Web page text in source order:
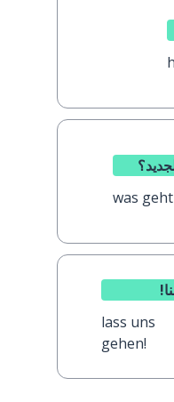
was
lass uns
gehen!